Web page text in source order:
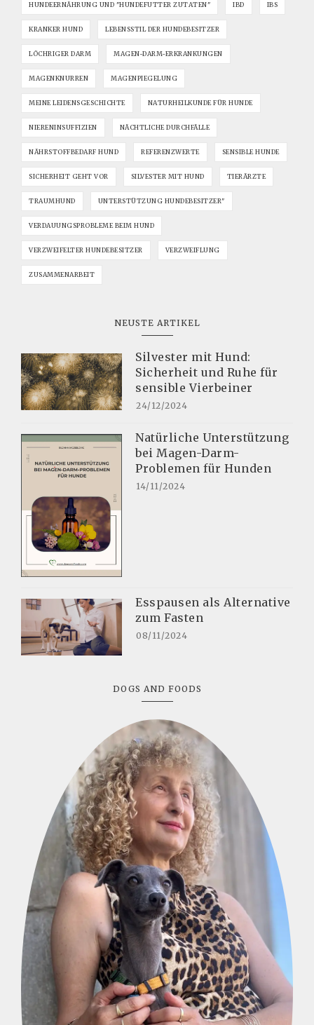
HUNDEERNÄHRUNG UND "HUNDEFUTTER ZUTATEN" IBD IBS
KRANKER HUND LEBENSSTIL DER HUNDEBESITZER
LÖCHRIGER DARM MAGEN-DARM-ERKRANKUNGEN
MAGENKNURREN MAGENPIEGELUNG
MEINE LEIDENSGESCHICHTE NATURHEILKUNDE FÜR HUNDE
NIERENINSUFFIZIEN NÄCHTLICHE DURCHFÄLLE
NÄHRSTOFFBEDARF HUND REFERENZWERTE SENSIBLE HUNDE
SICHERHEIT GEHT VOR SILVESTER MIT HUND TIERÄRZTE
TRAUMHUND UNTERSTÜTZUNG HUNDEBESITZER"
VERDAUUNGSPROBLEME BEIM HUND
VERZWEIFELTER HUNDEBESITZER VERZWEIFLUNG
ZUSAMMENARBEIT
NEUSTE ARTIKEL
Silvester mit Hund:
Sicherheit und Ruhe für
sensible Vierbeiner
24/12/2024
Natürliche Unterstützung
bei Magen-Darm-
Problemen für Hunden
14/11/2024
Esspausen als Alternative
zum Fasten
08/11/2024
DOGS AND FOODS